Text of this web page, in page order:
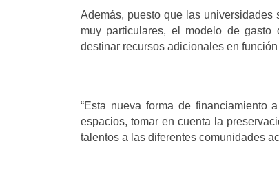
Además, puesto que las
muy particulares, el modelo de
destinar recursos adicionales en
“Esta nueva forma de financiamiento
espacios, tomar en cuenta la
talentos a las diferentes comunidades